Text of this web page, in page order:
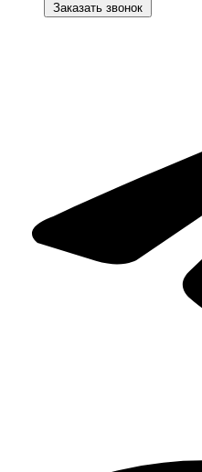
Заказать звонок